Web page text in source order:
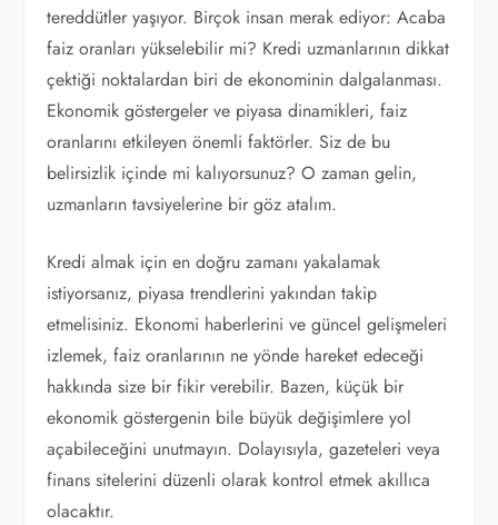
tereddütler yaşıyor. Birçok insan merak ediyor: Acaba
faiz oranları yükselebilir mi? Kredi uzmanlarının dikkat
çektiği noktalardan biri de ekonominin dalgalanması.
Ekonomik göstergeler ve piyasa dinamikleri, faiz
oranlarını etkileyen önemli faktörler. Siz de bu
belirsizlik içinde mi kalıyorsunuz? O zaman gelin,
uzmanların tavsiyelerine bir göz atalım.
Kredi almak için en doğru zamanı yakalamak
istiyorsanız, piyasa trendlerini yakından takip
etmelisiniz. Ekonomi haberlerini ve güncel gelişmeleri
izlemek, faiz oranlarının ne yönde hareket edeceği
hakkında size bir fikir verebilir. Bazen, küçük bir
ekonomik göstergenin bile büyük değişimlere yol
açabileceğini unutmayın. Dolayısıyla, gazeteleri veya
finans sitelerini düzenli olarak kontrol etmek akıllıca
olacaktır.